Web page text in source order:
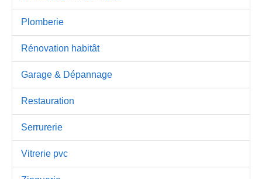
Plomberie
Rénovation habitât
Garage & Dépannage
Restauration
Serrurerie
Vitrerie pvc